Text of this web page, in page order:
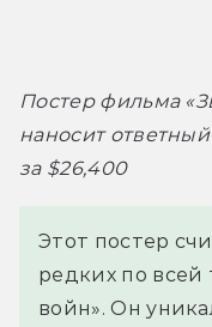
Постер фильма
наносит
за $26,400
Этот постер
редких по
войн». Он